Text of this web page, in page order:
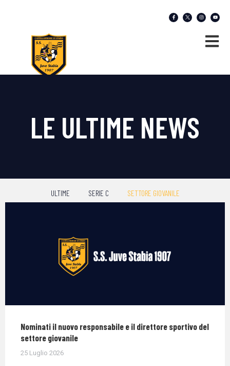
LE ULTIME NEWS
ULTIME SERIE C SETTORE GIOVANILE
Nominati il nuovo responsabile e il direttore sportivo del
settore giovanile
25 Luglio 2026